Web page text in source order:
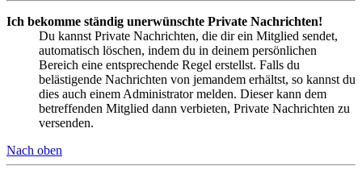
Ich bekomme ständig unerwünschte Private Nachrichten!
Du kannst Private Nachrichten, die dir ein Mitglied sendet,
automatisch löschen, indem du in deinem persönlichen
Bereich eine entsprechende Regel erstellst. Falls du
belästigende Nachrichten von jemandem erhältst, so kannst du
dies auch einem Administrator melden. Dieser kann dem
betreffenden Mitglied dann verbieten, Private Nachrichten zu
versenden.
Nach oben